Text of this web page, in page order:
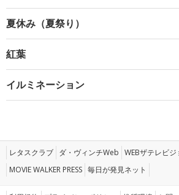
夏休み（夏祭り）
紅葉
イルミネーション
レタスクラブ ダ・ヴィンチWeb WEBザテレビジ
MOVIE WALKER PRESS 毎日が発見ネット